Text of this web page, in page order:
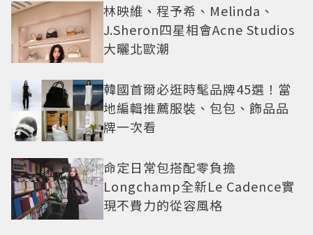
林映維、程予希、Melinda、
J.Sheron四星相會Acne Studios
大曬北歐潮
韓國首爾必逛時髦品牌45選！當
地編輯推薦服裝、包包、飾品品
牌一次看
命定日常包搭配零負擔
Longchamp全新Le Cadence實
現不費力的從容風格